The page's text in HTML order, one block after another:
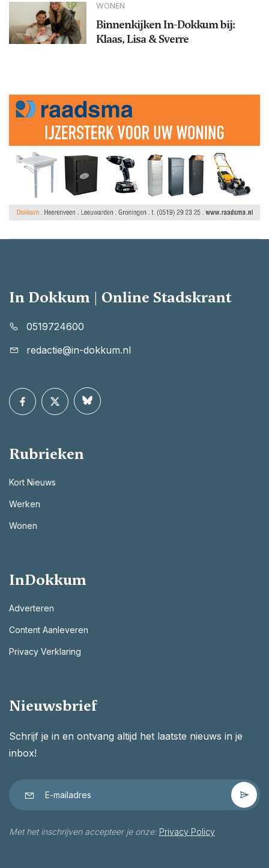
WONEN
Binnenkijken In-Dokkum bij:
Klaas, Lisa & Sverre
In Dokkum | Online Stadskrant
0519724600
redactie@in-dokkum.nl
Rubrieken
Kort Nieuws
Werken
Wonen
InDokkum
Adverteren
Content Aanleveren
Privacy Verklaring
Nieuwsbrief
Schrijf je in en ontvang altijd het laatste nieuws in je
inbox!
Met het inschrijven accepteer je onze: Privacy Policy